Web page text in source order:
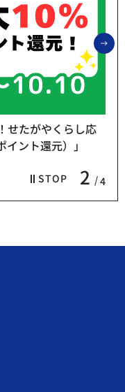
STOP 2 4
せたがやくらし応
ント還元）」